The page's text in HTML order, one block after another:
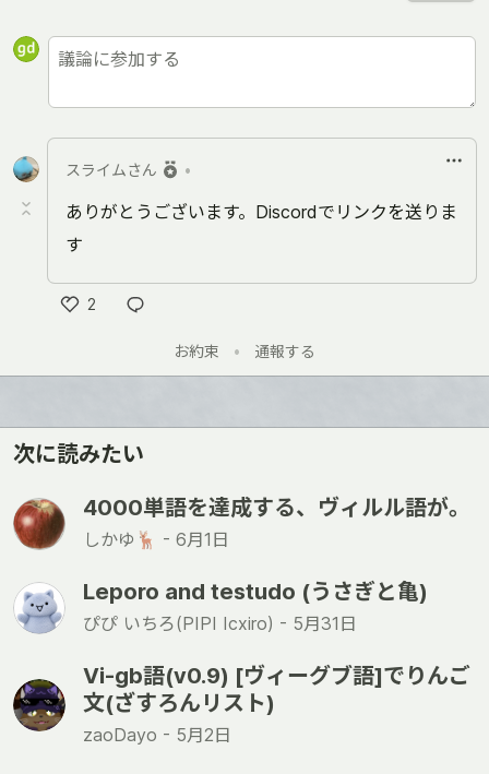
スライムさん •
ありがとうございます。Discordでリンクを送りま
す
2
ね
お約束 • 通報する
次に読みたい
4000単語を達成する、ヴィルル語が。
しかゆ🦌 - 6月1日
Leporo and testudo (うさぎと亀)
ぴぴ いちろ(PIPI Icxiro) - 5月31日
Vi-gb語(v0.9) [ヴィーグブ語]でりんご
文(ざすろんリスト)
zaoDayo - 5月2日